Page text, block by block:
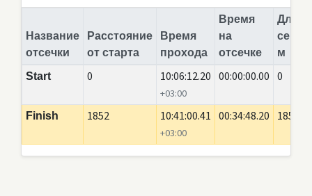
Название
отсечки
Расстояние
от старта
Время
прохода
Время
на
отсечке
Длина
м
Start
0 10:06:12.20
+03:00
00:00:00.00 0
Finish 1852 10:41:00.41
+03:00
00:34:48.20 1852